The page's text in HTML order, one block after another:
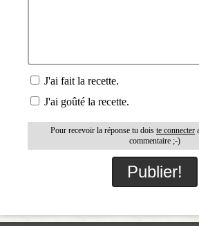
J'ai fait la recette.
J'ai goûté la recette.
Pour recevoir la réponse tu dois te connecter
commentaire ;-)